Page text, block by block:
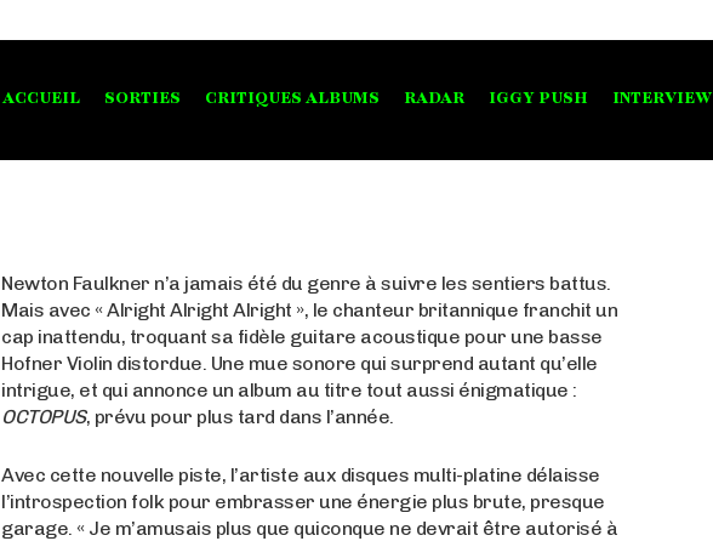
ACCUEIL SORTIES CRITIQUES ALBUMS RADAR IGGY PUSH INTERVIEW
Newton Faulkner n’a jamais été du genre à suivre les sentiers battus.
Mais avec « Alright Alright Alright », le chanteur britannique franchit un
cap inattendu, troquant sa fidèle guitare acoustique pour une basse
Hofner Violin distordue. Une mue sonore qui surprend autant qu’elle
intrigue, et qui annonce un album au titre tout aussi énigmatique :
OCTOPUS, prévu pour plus tard dans l’année.
Avec cette nouvelle piste, l’artiste aux disques multi-platine délaisse
l’introspection folk pour embrasser une énergie plus brute, presque
garage. « Je m’amusais plus que quiconque ne devrait être autorisé à